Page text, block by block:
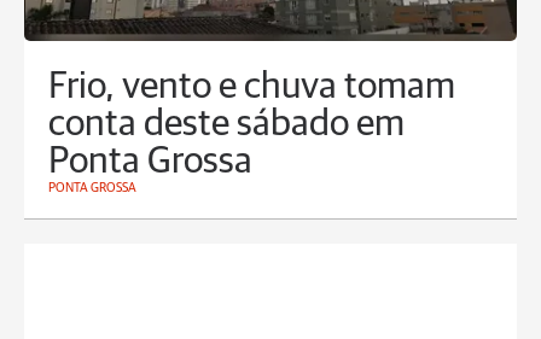
Frio, vento e chuva tomam
conta deste sábado em
Ponta Grossa
PONTA GROSSA